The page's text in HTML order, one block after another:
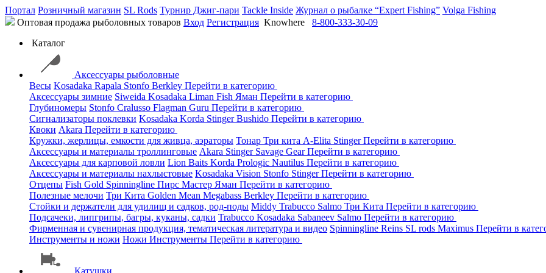
Портал Розничный магазин SL Rods Турнир Джиг-пари Tackle Inside Журнал о рыбалке “Expert Fishing” Volga Fishing
Оптовая продажа рыболовных товаров Вход Регистрация Knowhere
8-800-333-30-09
Каталог
Аксессуары рыболовные
Весы Kosadaka Rapala Stonfo Berkley Перейти в категорию
Аксессуары зимние Siweida Kosadaka Liman Fish Яман Перейти в категорию
Глубиномеры Stonfo Cralusso Flagman Guru Перейти в категорию
Сигнализаторы поклевки Kosadaka Korda StingerBushido Перейти в категорию
Квоки Akara Перейти в категорию
Кружки, жерлицы, емкости для живца, аэраторы Тонар Три кита A-Elita StingerПерейти в категорию
Аксессуары и материалы троллинговые Akara Stinger Savage GearПерейти в категорию
Аксессуары для карповой ловли Lion Baits Korda Prologic Nautilus Перейти в категорию
Аксессуары и материалы нахлыстовые Kosadaka Vision Stonfo StingerПерейти в категорию
Отцепы Fish Gold Spinningline Пирс Мастер Яман Перейти в категорию
Полезные мелочи Три Кита Golden Mean Megabass Berkley Перейти в категорию
Стойки и держатели для удилищ и садков, род-поды Middy Trabucco Salmo Три Кита Перейти в категорию
Подсачеки, липгрипы, багры, куканы, садки Trabucco Kosadaka Sabaneev Salmo Перейти в категорию
Фирменная и сувенирная продукция, тематическая литература и видео Spinningline Reins SL rods Maximus Перейти в
Инструменты и ножи Ножи Инструменты Перейти в категорию
Катушки